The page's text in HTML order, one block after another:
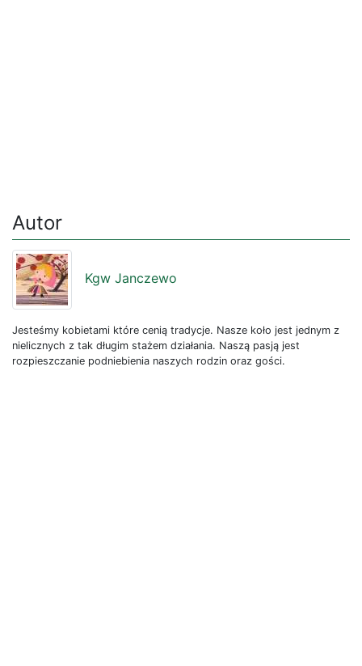
Autor
Kgw Janczewo
Jesteśmy kobietami które cenią tradycje. Nasze koło jest jednym z
nielicznych z tak długim stażem działania. Naszą pasją jest
rozpieszczanie podniebienia naszych rodzin oraz gości.